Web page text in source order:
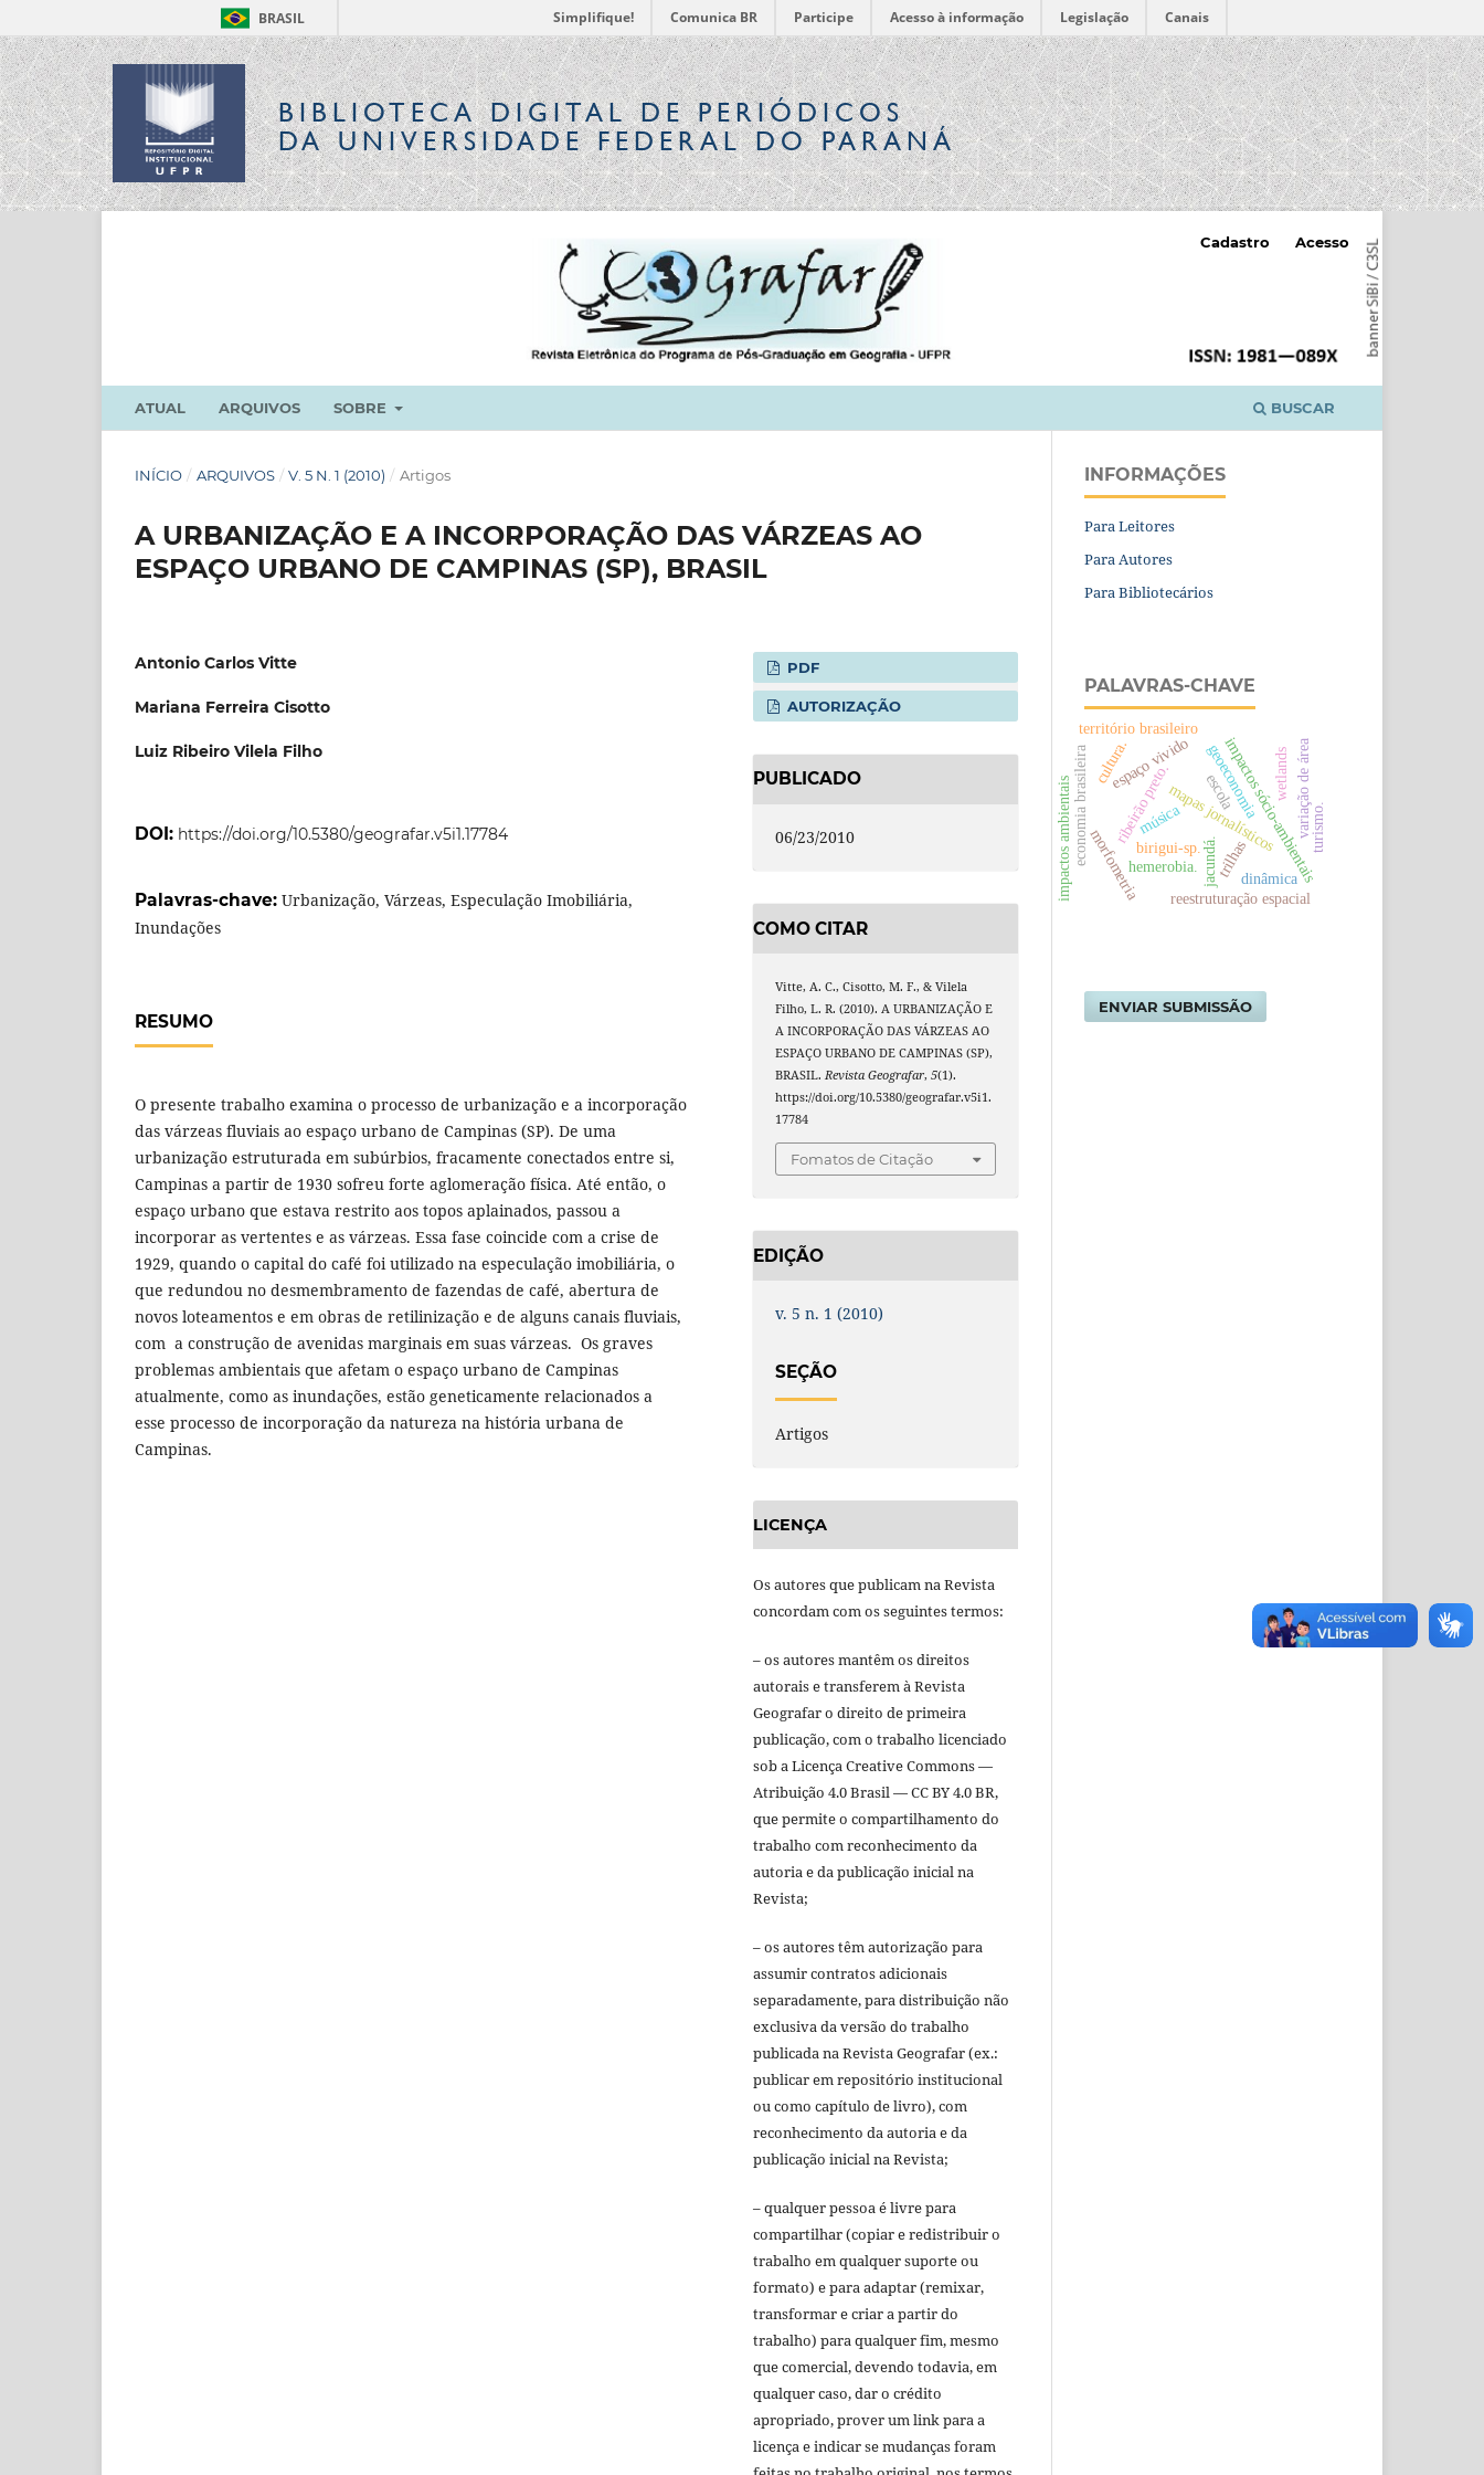
BRASIL Simplifique! Comunica BR Participe Acesso à informação Legislação Canais
BIBLIOTECA DIGITALDE PERIÓDICOS
DA UNIVERSIDADE FEDERAL DO PARANÁ
ATUAL ARQUIVOS SOBRE BUSCAR
Cadastro Acesso
INÍCIO / ARQUIVOS / V. 5 N. 1 (2010) / Artigos
A URBANIZAÇÃO E A INCORPORAÇÃO DAS VÁRZEAS AO
ESPAÇO URBANO DE CAMPINAS (SP), BRASIL
Antonio Carlos Vitte
Mariana Ferreira Cisotto
Luiz Ribeiro Vilela Filho
DOI: https://doi.org/10.5380/geografar.v5i1.17784
Palavras-chave: Urbanização, Várzeas, Especulação Imobiliária,
Inundações
RESUMO
O presente trabalho examina o processo de urbanização e a incorporação
das várzeas fluviais ao espaço urbano de Campinas (SP). De uma
urbanização estruturada em subúrbios, fracamente conectados entre si,
Campinas a partir de 1930 sofreu forte aglomeração física. Até então, o
espaço urbano que estava restrito aos topos aplainados, passou a
incorporar as vertentes e as várzeas. Essa fase coincide com a crise de
1929, quando o capital do café foi utilizado na especulação imobiliária, o
que redundou no desmembramento de fazendas de café, abertura de
novos loteamentos e em obras de retilinização e de alguns canais fluviais,
com a construção de avenidas marginais em suas várzeas. Os graves
problemas ambientais que afetam o espaço urbano de Campinas
atualmente, como as inundações, estão geneticamente relacionados a
esse processo de incorporação da natureza na história urbana de
Campinas.
PDF
AUTORIZAÇÃO
PUBLICADO
06/23/2010
COMO CITAR
Vitte, A. C., Cisotto, M. F., & Vilela
Filho, L. R. (2010). A URBANIZAÇÃO E
A INCORPORAÇÃO DAS VÁRZEAS AO
ESPAÇO URBANO DE CAMPINAS (SP),
BRASIL.Revista Geografar,5(1).
https://doi.org/10.5380/geografar.v5i1.
17784
Fomatos de Citação
EDIÇÃO
v. 5 n. 1 (2010)
SEÇÃO
Artigos
LICENÇA
Os autores que publicam na Revista
concordam com os seguintes termos:
– os autores mantêm os direitos
autorais e transferem à Revista
Geografar o direito de primeira
publicação, com o trabalho licenciado
sob a Licença Creative Commons —
Atribuição 4.0 Brasil — CC BY 4.0 BR,
que permite o compartilhamento do
trabalho com reconhecimento da
autoria e da publicação inicial na
Revista;
– os autores têm autorização para
assumir contratos adicionais
separadamente, para distribuição não
exclusiva da versão do trabalho
publicada na Revista Geografar (ex.:
publicar em repositório institucional
ou como capítulo de livro), com
reconhecimento da autoria e da
publicação inicial na Revista;
– qualquer pessoa é livre para
compartilhar (copiar e redistribuir o
trabalho em qualquer suporte ou
formato) e para adaptar (remixar,
transformar e criar a partir do
trabalho) para qualquer fim, mesmo
que comercial, devendo todavia, em
qualquer caso, dar o crédito
apropriado, prover um link para a
licença e indicar se mudanças foram
INFORMAÇÕES
Para Leitores
Para Autores
Para Bibliotecários
PALAVRAS-CHAVE
mapas jornalísticos
birigui-sp. impactos sócio-ambientais
jacundá.
ribeirão preto.
espaço vivido
cultura. variação de área
território brasileiro
economia brasileira
reestruturação espacial
geoeconomia
turismo.
morfometria trilhas
impactos ambientais hemerobia.
escola
música
dinâmica
wetlands
ENVIAR SUBMISSÃO